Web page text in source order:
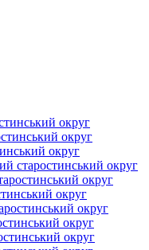
округ
округ
округ
старостинський округ
округ
округ
округ
округ
округ